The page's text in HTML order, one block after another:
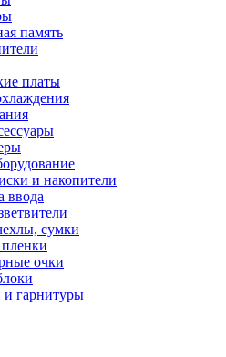
память
платы
и накопители
ввода
сумки
очки
гарнитуры